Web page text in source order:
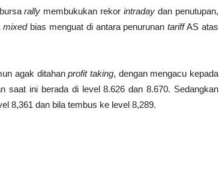
rally membukukan rekorintraday dan penutupan,
mixedbias menguat di antara penurunantariffAS atas
agak ditahanprofit taking, dengan mengacu kepada
saat ini berada di level 8.626 dan 8.670. Sedangkan
8,361 dan bila tembus ke level 8,289.